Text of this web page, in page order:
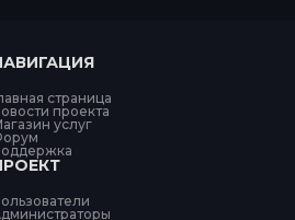
страница
проекта
услуг